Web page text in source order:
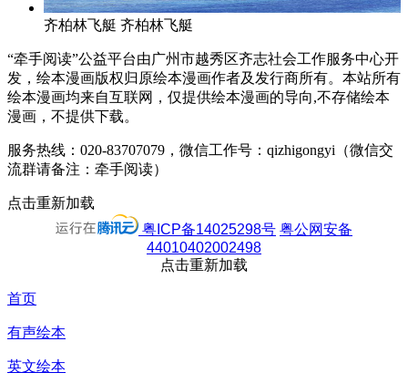
齐柏林飞艇 齐柏林飞艇
“牵手阅读”公益平台由广州市越秀区齐志社会工作服务中心开
发，绘本漫画版权归原绘本漫画作者及发行商所有。本站所有
绘本漫画均来自互联网，仅提供绘本漫画的导向,不存储绘本
漫画，不提供下载。
服务热线：020-83707079，微信工作号：qizhigongyi（微信交
流群请备注：牵手阅读）
点击重新加载
粤ICP备14025298号 粤公网安备
44010402002498
点击重新加载
首页
有声绘本
英文绘本